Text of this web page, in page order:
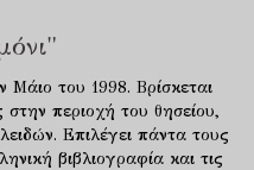
Μάιο του 1998. Βρίσκεται
περιοχή του θησείου,
Επιλέγει πάντα τους
βιβλιογραφία και τις